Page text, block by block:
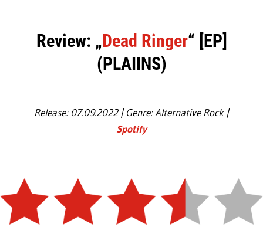
Review: „Dead Ringer“ [EP]
(PLAIINS)
Release: 07.09.2022 | Genre: Alternative Rock |
Spotify